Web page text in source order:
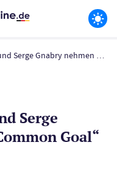
an „Common Goal“ Spendenprojekt teil
Serge
Goal“